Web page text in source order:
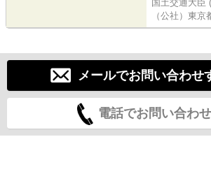
国土交通大臣
（公社）東
メールでお問い合わせ
電話でお問い合わ